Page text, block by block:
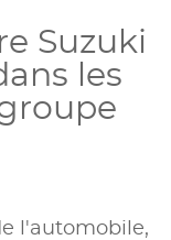
Suzuki
les
l'automobile,